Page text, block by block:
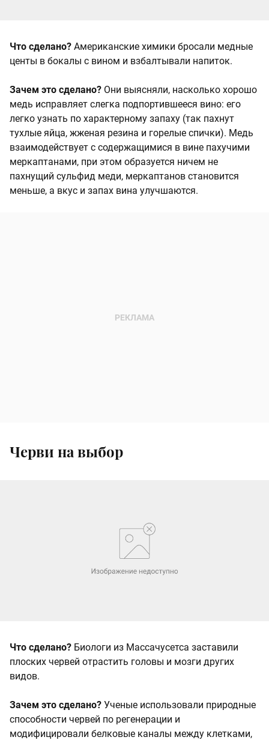
Что сделано? Американские химики бросали медные
центы в бокалы с вином и взбалтывали напиток.
Зачем это сделано? Они выясняли, насколько хорошо
медь исправляет слегка подпортившееся вино: его
легко узнать по характерному запаху (так пахнут
тухлые яйца, жженая резина и горелые спички). Медь
взаимодействует с содержащимися в вине пахучими
меркаптанами, при этом образуется ничем не
пахнущий сульфид меди, меркаптанов становится
меньше, а вкус и запах вина улучшаются.
Черви на выбор
Что сделано? Биологи из Массачусетса заставили
плоских червей отрастить головы и мозги других
видов.
Зачем это сделано? Ученые использовали природные
способности червей по регенерации и
модифицировали белковые каналы между клетками,